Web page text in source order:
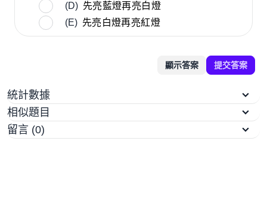
(D) 先亮藍燈再亮白燈
(E) 先亮白燈再亮紅燈
顯示答案 提交答案
統計數據
相似題目
留言 (0)